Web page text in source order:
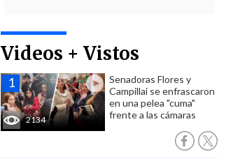
Videos + Vistos
2134
Senadoras Flores y
Campillai se enfrascaron
en una pelea "cuma"
frente a las cámaras